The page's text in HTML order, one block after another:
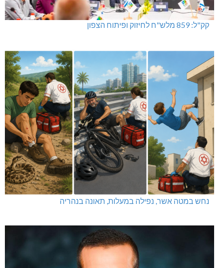
קק"ל: 859 מלש"ח לחיזוק ופיתוח הצפון
נחש במטה אשר, נפילה במעלות, תאונה בנהריה